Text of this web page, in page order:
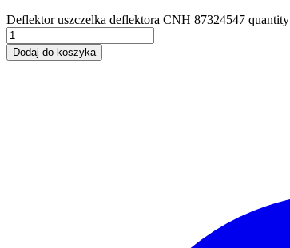
Deflektor uszczelka deflektora CNH 87324547 quantity
Dodaj do koszyka